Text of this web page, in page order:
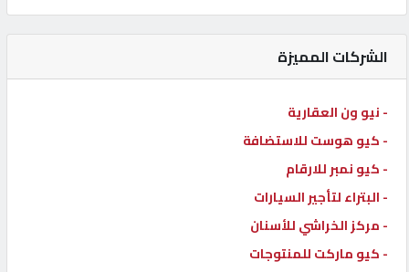
كيو
ماركت
القطري
POWERED
QHOST
الشركات المميزة
- نيو ون العقارية
- كيو هوست للاستضافة
- كيو نمبر للارقام
- البتراء لتأجير السيارات
- مركز الخراشي للأسنان
- كيو ماركت للمنتوجات